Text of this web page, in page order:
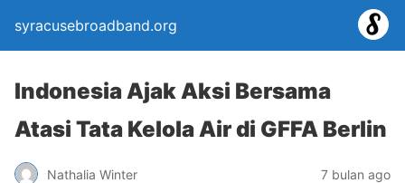
syracusebroadband.org
Indonesia Ajak Aksi Bersama
Atasi Tata Kelola Air di GFFA Berlin
Nathalia Winter 7 bulan ago